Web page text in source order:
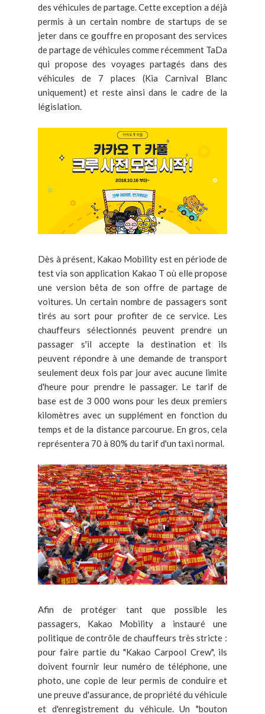
des véhicules de partage. Cette exception a déjà
permis à un certain nombre de startups de se
jeter dans ce gouffre en proposant des services
de partage de véhicules comme récemment TaDa
qui propose des voyages partagés dans des
véhicules de 7 places (Kia Carnival Blanc
uniquement) et reste ainsi dans le cadre de la
législation.
Dès à présent, Kakao Mobility est en période de
test via son application Kakao T où elle propose
une version bêta de son offre de partage de
voitures. Un certain nombre de passagers sont
tirés au sort pour profiter de ce service. Les
chauffeurs sélectionnés peuvent prendre un
passager s'il accepte la destination et ils
peuvent répondre à une demande de transport
seulement deux fois par jour avec aucune limite
d'heure pour prendre le passager. Le tarif de
base est de 3 000 wons pour les deux premiers
kilomètres avec un supplément en fonction du
temps et de la distance parcourue. En gros, cela
représentera 70 à 80% du tarif d'un taxi normal.
Afin de protéger tant que possible les
passagers, Kakao Mobility a instauré une
politique de contrôle de chauffeurs très stricte :
pour faire partie du "Kakao Carpool Crew", ils
doivent fournir leur numéro de téléphone, une
photo, une copie de leur permis de conduire et
une preuve d'assurance, de propriété du véhicule
et d'enregistrement du véhicule. Un "bouton